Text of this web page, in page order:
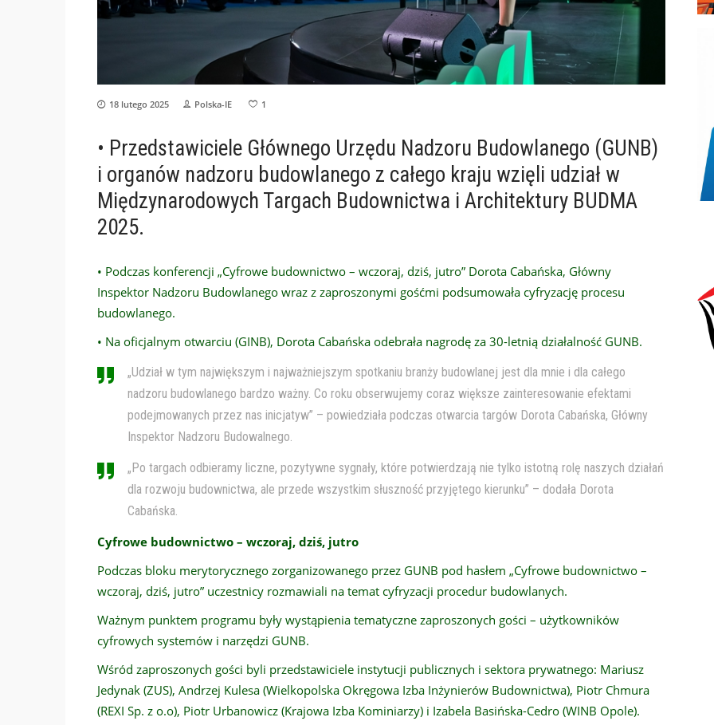
18 lutego 2025 Polska-IE 1
• Przedstawiciele Głównego Urzędu Nadzoru Budowlanego (GUNB)
i organów nadzoru budowlanego z całego kraju wzięli udział w
Międzynarodowych Targach Budownictwa i Architektury BUDMA
2025.
• Podczas konferencji „Cyfrowe budownictwo – wczoraj, dziś, jutro” Dorota Cabańska, Główny
Inspektor Nadzoru Budowlanego wraz z zaproszonymi gośćmi podsumowała cyfryzację procesu
budowlanego.
• Na oficjalnym otwarciu (GINB), Dorota Cabańska odebrała nagrodę za 30-letnią działalność GUNB.
„Udział w tym największym i najważniejszym spotkaniu branży budowlanej jest dla mnie i dla całego
nadzoru budowlanego bardzo ważny. Co roku obserwujemy coraz większe zainteresowanie efektami
podejmowanych przez nas inicjatyw” – powiedziała podczas otwarcia targów Dorota Cabańska, Główny
Inspektor Nadzoru Budowalnego.
„Po targach odbieramy liczne, pozytywne sygnały, które potwierdzają nie tylko istotną rolę naszych działań
dla rozwoju budownictwa, ale przede wszystkim słuszność przyjętego kierunku” – dodała Dorota
Cabańska.
Cyfrowe budownictwo – wczoraj, dziś, jutro
Podczas bloku merytorycznego zorganizowanego przez GUNB pod hasłem „Cyfrowe budownictwo –
wczoraj, dziś, jutro” uczestnicy rozmawiali na temat cyfryzacji procedur budowlanych.
Ważnym punktem programu były wystąpienia tematyczne zaproszonych gości – użytkowników
cyfrowych systemów i narzędzi GUNB.
Wśród zaproszonych gości byli przedstawiciele instytucji publicznych i sektora prywatnego: Mariusz
Jedynak (ZUS), Andrzej Kulesa (Wielkopolska Okręgowa Izba Inżynierów Budownictwa), Piotr Chmura
(REXI Sp. z o.o), Piotr Urbanowicz (Krajowa Izba Kominiarzy) i Izabela Basińska-Cedro (WINB Opole).